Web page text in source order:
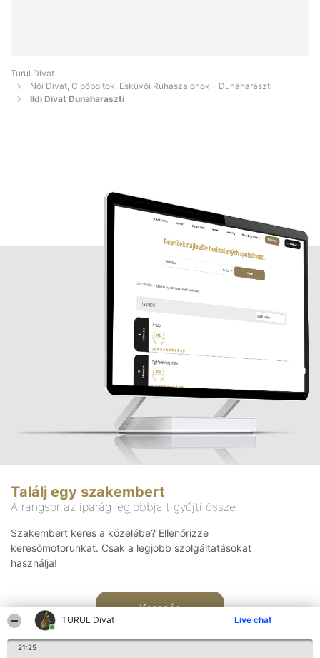
TURUL Divat Live chat
21:25
Turul Divat
Női Divat, Cipőboltok, Esküvői Ruhaszalonok - Dunaharaszti
Ildi Divat Dunaharaszti
Találj egy szakembert
A rangsor az iparág legjobbjait gyűjti össze
Szakembert keres a közelébe? Ellenőrizze
keresőmotorunkat. Csak a legjobb szolgáltatásokat
használja!
Keresés